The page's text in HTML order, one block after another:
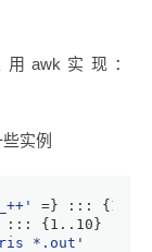
awk实现：
实例
=} :::
::: {1..10}
*.out'